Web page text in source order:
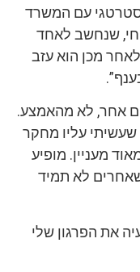
עם המשרד
שנחשב לאחד
מכן הוא עזב
אחר, לא מהאמצע.
עליו מחקר
מעניין. מופיע
לא תמיד
את הפרגון שלי